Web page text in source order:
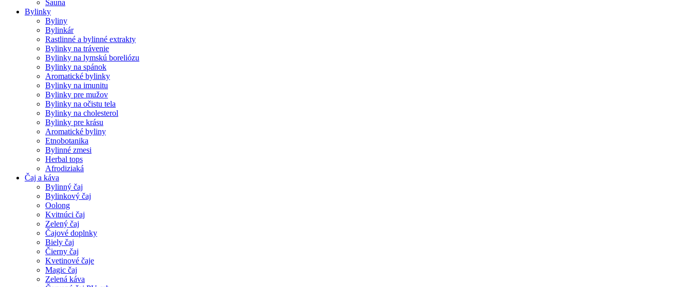
Sauna
Bylinky
Byliny
Bylinkár
Rastlinné a bylinné extrakty
Bylinky na trávenie
Bylinky na lymskú boreliózu
Bylinky na spánok
Aromatické bylinky
Bylinky na imunitu
Bylinky pre mužov
Bylinky na očistu tela
Bylinky na cholesterol
Bylinky pre krásu
Aromatické byliny
Etnobotanika
Bylinné zmesi
Herbal tops
Afrodiziaká
Čaj a káva
Bylinný čaj
Bylinkový čaj
Oolong
Kvitnúci čaj
Zelený čaj
Čajové doplnky
Biely čaj
Čierny čaj
Kvetinové čaje
Magic čaj
Zelená káva